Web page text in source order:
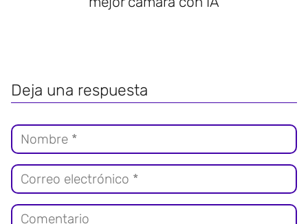
Deja una respuesta